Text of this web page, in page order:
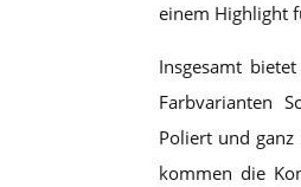
einem Highlight
Insgesamt
Farbvarianten
Poliert und
kommen die